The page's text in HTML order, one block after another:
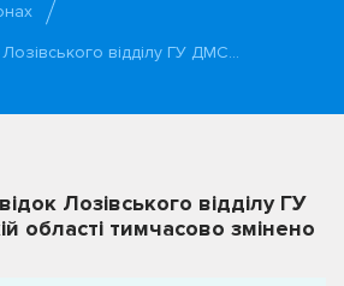
відділу ГУ ДМС…
Лозівського відділу ГУ
області тимчасово змінено